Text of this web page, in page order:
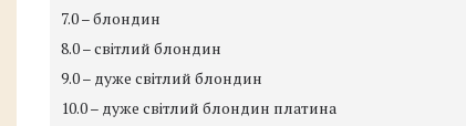
7.0 – блондин
8.0 – світлий блондин
9.0 – дуже світлий блондин
10.0 – дуже світлий блондин платина